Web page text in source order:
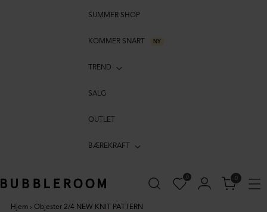
SUMMER SHOP
KOMMER SNART NY
TREND
SALG
OUTLET
BÆREKRAFT
0 0
Hjem › Objester 2/4 NEW KNIT PATTERN